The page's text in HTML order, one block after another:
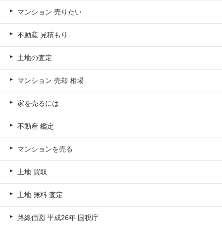
マンション 売りたい
不動産 見積もり
土地の査定
マンション 売却 相場
家を売るには
不動産 鑑定
マンションを売る
土地 買取
土地 無料 査定
路線価図 平成26年 国税庁